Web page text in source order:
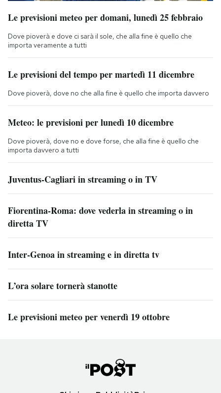
Le previsioni meteo per domani, lunedì 25 febbraio
Dove pioverà e dove ci sarà il sole, che alla fine è quello che
importa veramente a tutti
Le previsioni del tempo per martedì 11 dicembre
Dove pioverà, dove no che alla fine è quello che importa davvero
Meteo: le previsioni per lunedì 10 dicembre
Dove pioverà, dove no e dove forse, che alla fine è quello che
importa davvero a tutti
Juventus-Cagliari in streaming o in TV
Fiorentina-Roma: dove vederla in streaming o in
diretta TV
Inter-Genoa in streaming e in diretta tv
L’ora solare tornerà stanotte
Le previsioni meteo per venerdì 19 ottobre